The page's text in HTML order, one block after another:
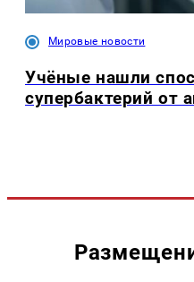
Мировые новости
Учёные нашли
супербактерий от